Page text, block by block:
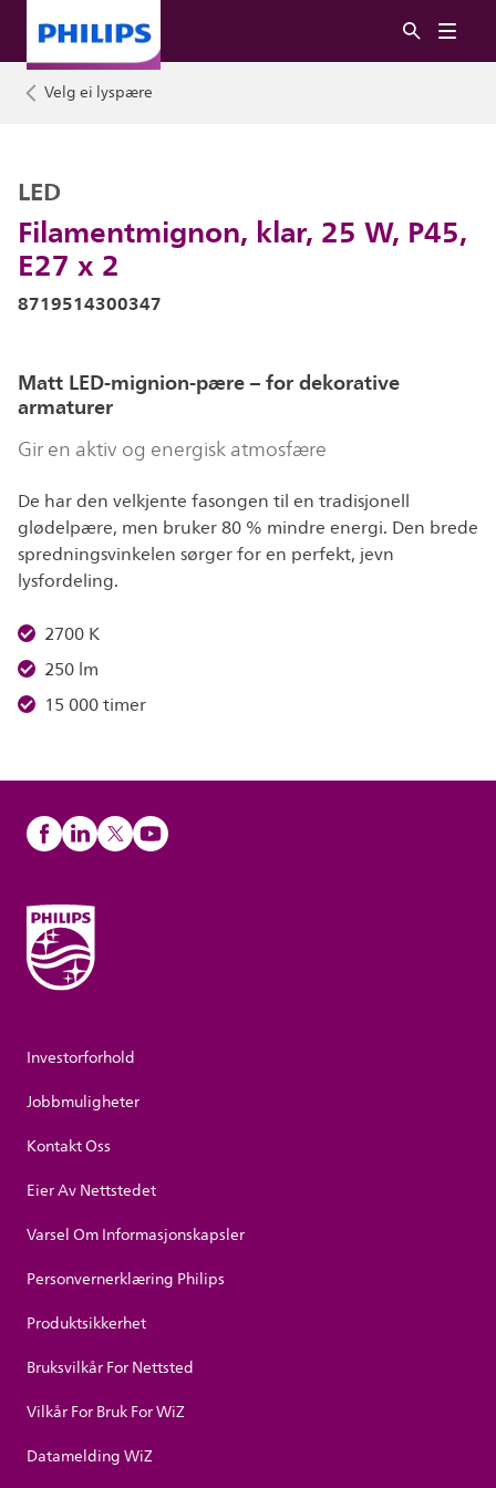
Velg ei lyspære
Filamentmignon, klar, 25 W, P45,
E27 x 2
LED
8719514300347
Matt LED-mignion-pære – for dekorative
armaturer
Gir en aktiv og energisk atmosfære
De har den velkjente fasongen til en tradisjonell
glødelpære, men bruker 80 % mindre energi. Den brede
spredningsvinkelen sørger for en perfekt, jevn
lysfordeling.
2700 K
250 lm
15 000 timer
Investorforhold
Jobbmuligheter
Kontakt Oss
Eier Av Nettstedet
Varsel Om Informasjonskapsler
Personvernerklæring Philips
Produktsikkerhet
Bruksvilkår For Nettsted
Vilkår For Bruk For WiZ
Datamelding WiZ